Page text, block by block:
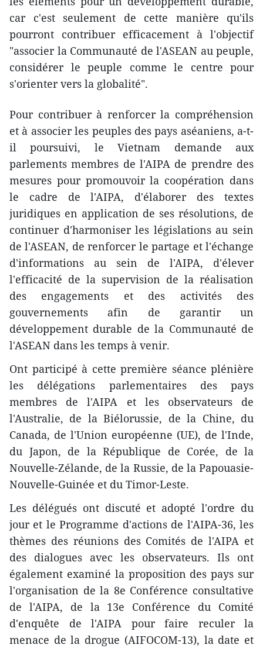
car c'est seulement de cette manière qu'ils
pourront contribuer efficacement à l'objectif
"associer la Communauté de l'ASEAN au peuple,
considérer le peuple comme le centre pour
s'orienter vers la globalité".
Pour contribuer à renforcer la compréhension
et à associer les peuples des pays aséaniens, a-t-
il poursuivi, le Vietnam demande aux
parlements membres de l'AIPA de prendre des
mesures pour promouvoir la coopération dans
le cadre de l'AIPA, d'élaborer des textes
juridiques ​en application de ses résolutions, de
continuer d'harmoniser les législations au sein
de l'ASEAN, de renforcer le partage et l'échange
d'informations au sein de l'AIPA, d'élever
l'efficacité de la supervision de la réalisation
des engagements et des activités des
gouvernements afin de garantir un
développement durable de la Communauté de
l'ASEAN dans les temps à venir.
Ont participé à cette première séance plénière
les délégations parlementaires des pays
membres de l'AIPA et les observateurs de
l'Australie, de la Biélorussie, de la Chine, du
Canada, de l'Union européenne (UE), de l'Inde,
du Japon, de la République de Corée, de la
Nouvelle-Zélande, de la Russie, de la Papouasie-
Nouvelle-Guinée et du Timor-Leste.
Les délégués ont discuté et adopté l'ordre du
jour et le Programme d'actions de l'AIPA-36, les
thèmes des réunions des Comités de l'AIPA et
des dialogues avec les observateurs. Ils ont
également examiné la proposition des pays sur
l'organisation de la 8e Conférence consultative
de l'AIPA, de la 13e Conférence du Comité
d'enquête de l'AIPA pour faire reculer la
menace de la drogue (AIFOCOM-13), la date et